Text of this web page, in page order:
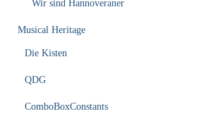
Wir sind Hannoveraner
Musical Heritage
Die Kisten
QDG
ComboBoxConstants